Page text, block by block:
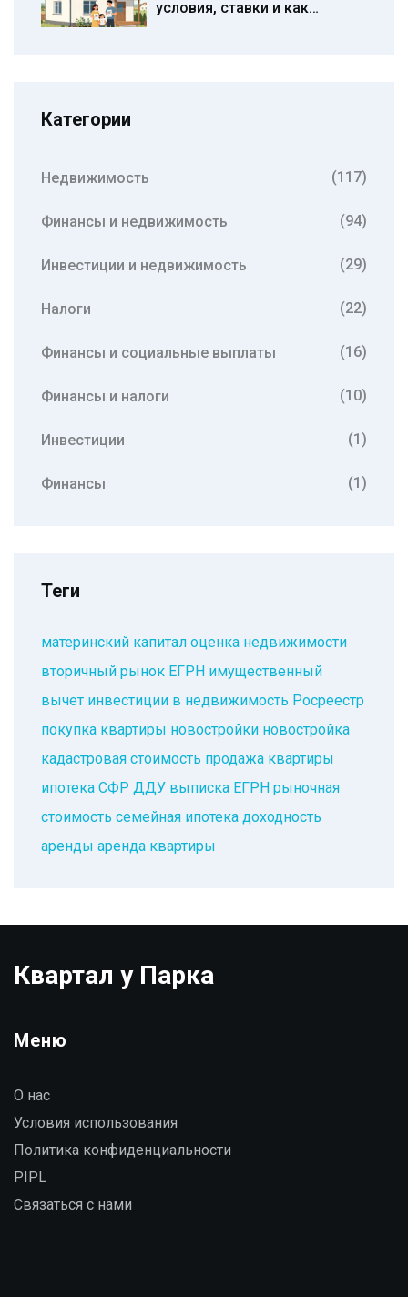
условия, ставки и как
Категории
Недвижимость (117)
Финансы и недвижимость (94)
Инвестиции и недвижимость (29)
Налоги (22)
Финансы и социальные выплаты (16)
Финансы и налоги (10)
Инвестиции (1)
Финансы (1)
Теги
материнский капитал оценка недвижимости
вторичный рынок ЕГРН имущественный
вычет инвестиции в недвижимость Росреестр
покупка квартиры новостройки новостройка
кадастровая стоимость продажа квартиры
ипотека СФР ДДУ выписка ЕГРН рыночная
стоимость семейная ипотека доходность
аренды аренда квартиры
Квартал у Парка
Меню
О нас
Условия использования
Политика конфиденциальности
PIPL
Связаться с нами